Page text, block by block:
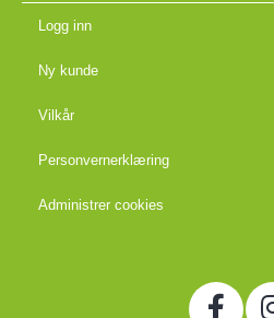
Logg inn
Ny kunde
Vilkår
Personvernerklæring
Administrer cookies